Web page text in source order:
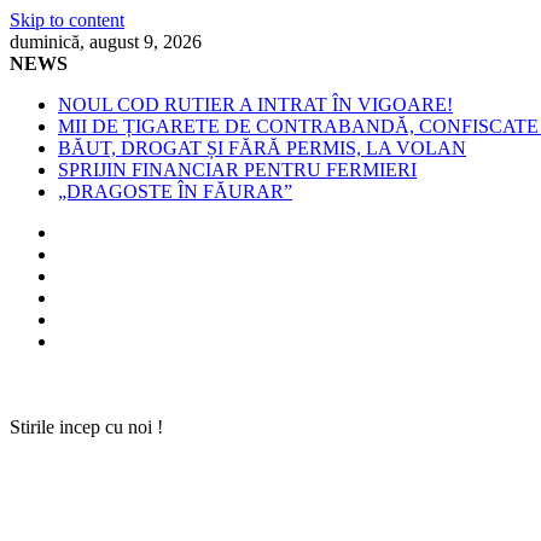
Skip to content
duminică, august 9, 2026
NEWS
NOUL COD RUTIER A INTRAT ÎN VIGOARE!
MII DE ȚIGARETE DE CONTRABANDĂ,
BĂUT, DROGAT ȘI FĂRĂ PERMIS, LA VOLAN
SPRIJIN FINANCIAR PENTRU FERMIERI
„DRAGOSTE ÎN FĂURAR”
Stirile incep cu noi !